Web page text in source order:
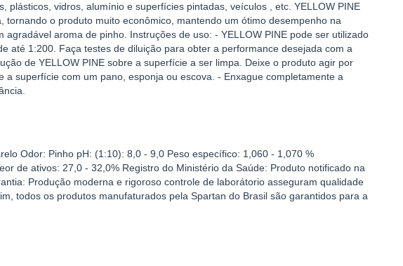
plásticos, vidros, alumínio e superfícies pintadas, veículos , etc. YELLOW PINE
tornando o produto muito econômico, mantendo um ótimo desempenho na
agradável aroma de pinho. Instruções de uso: - YELLOW PINE pode ser utilizado
até 1:200. Faça testes de diluição para obter a performance desejada com a
de YELLOW PINE sobre a superfície a ser limpa. Deixe o produto agir por
a superfície com um pano, esponja ou escova. - Enxague completamente a
Odor: Pinho pH: (1:10): 8,0 - 9,0 Peso específico: 1,060 - 1,070 %
de ativos: 27,0 - 32,0% Registro do Ministério da Saúde: Produto notificado na
Produção moderna e rigoroso controle de laborátorio asseguram qualidade
todos os produtos manufaturados pela Spartan do Brasil são garantidos para a